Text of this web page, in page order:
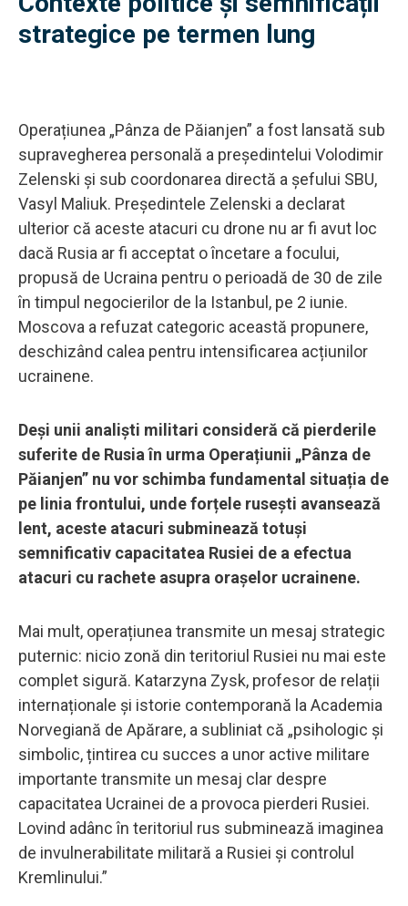
strategice pe termen lung
Operațiunea „Pânza de Păianjen” a fost lansată sub
supravegherea personală a președintelui Volodimir
Zelenski și sub coordonarea directă a șefului SBU,
Vasyl Maliuk. Președintele Zelenski a declarat
ulterior că aceste atacuri cu drone nu ar fi avut loc
dacă Rusia ar fi acceptat o încetare a focului,
propusă de Ucraina pentru o perioadă de 30 de zile
în timpul negocierilor de la Istanbul, pe 2 iunie.
Moscova a refuzat categoric această propunere,
deschizând calea pentru intensificarea acțiunilor
ucrainene.
Deși unii analiști militari consideră că pierderile
suferite de Rusia în urma Operațiunii „Pânza de
Păianjen” nu vor schimba fundamental situația de
pe linia frontului, unde forțele rusești avansează
lent, aceste atacuri subminează totuși
semnificativ capacitatea Rusiei de a efectua
atacuri cu rachete asupra orașelor ucrainene.
Mai mult, operațiunea transmite un mesaj strategic
puternic: nicio zonă din teritoriul Rusiei nu mai este
complet sigură. Katarzyna Zysk, profesor de relații
internaționale și istorie contemporană la Academia
Norvegiană de Apărare, a subliniat că „psihologic și
simbolic, țintirea cu succes a unor active militare
importante transmite un mesaj clar despre
capacitatea Ucrainei de a provoca pierderi Rusiei.
Lovind adânc în teritoriul rus subminează imaginea
de invulnerabilitate militară a Rusiei și controlul
Kremlinului.”